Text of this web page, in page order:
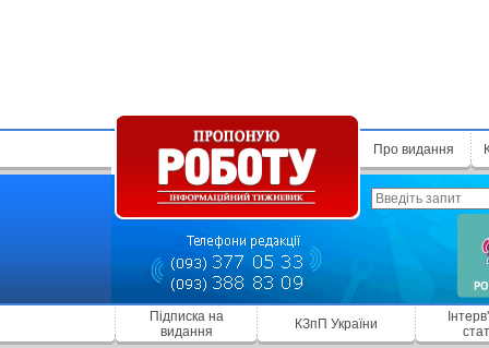
Про видання
Підписка на
видання
КЗпП України